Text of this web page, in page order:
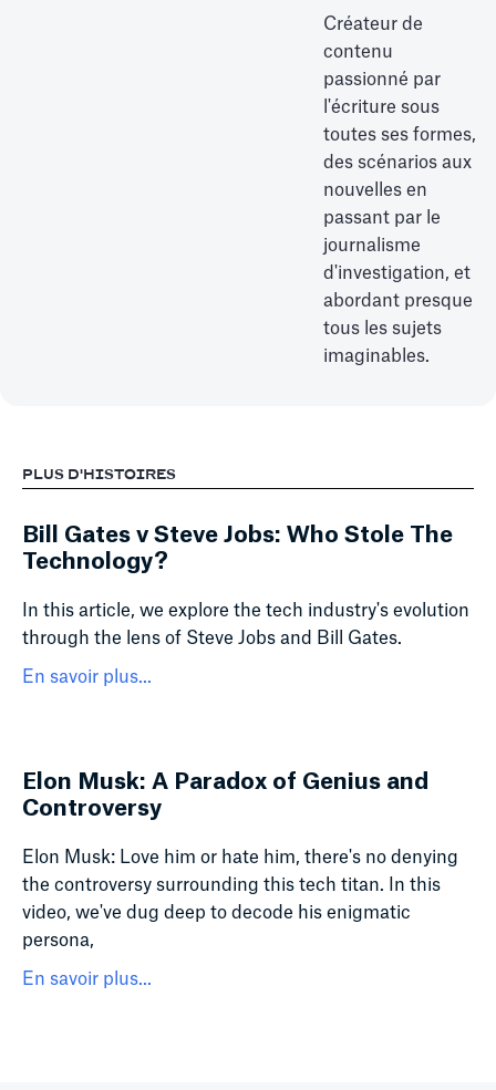
Créateur de
contenu
passionné par
l'écriture sous
toutes ses formes,
des scénarios aux
nouvelles en
passant par le
journalisme
d'investigation, et
abordant presque
tous les sujets
imaginables.
PLUS D'HISTOIRES
Bill Gates v Steve Jobs: Who Stole The
Technology?
In this article, we explore the tech industry's evolution
through the lens of Steve Jobs and Bill Gates.
En savoir plus...
Elon Musk: A Paradox of Genius and
Controversy
Elon Musk: Love him or hate him, there's no denying
the controversy surrounding this tech titan. In this
video, we've dug deep to decode his enigmatic
persona,
En savoir plus...